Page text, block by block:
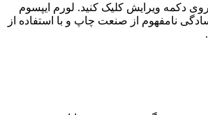
روی دکمه ویرایش کلیک کنید. لورم ایپسوم
نامفهوم از صنعت چاپ و با استفاده از